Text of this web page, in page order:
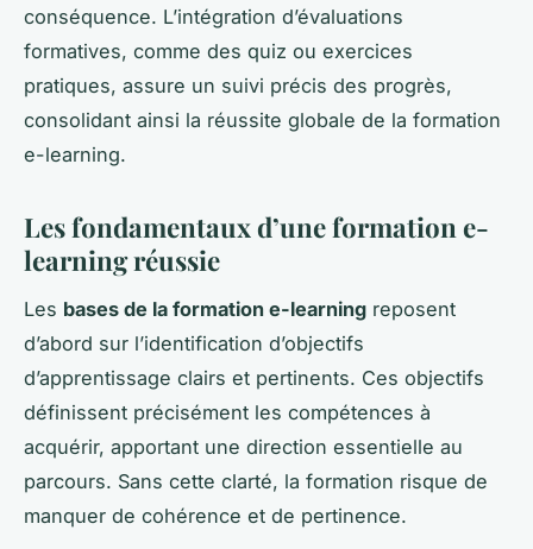
conséquence. L’intégration d’évaluations
formatives, comme des quiz ou exercices
pratiques, assure un suivi précis des progrès,
consolidant ainsi la réussite globale de la formation
e-learning.
Les fondamentaux d’une formation e-
learning réussie
Les bases de la formation e-learning reposent
d’abord sur l’identification d’objectifs
d’apprentissage clairs et pertinents. Ces objectifs
définissent précisément les compétences à
acquérir, apportant une direction essentielle au
parcours. Sans cette clarté, la formation risque de
manquer de cohérence et de pertinence.